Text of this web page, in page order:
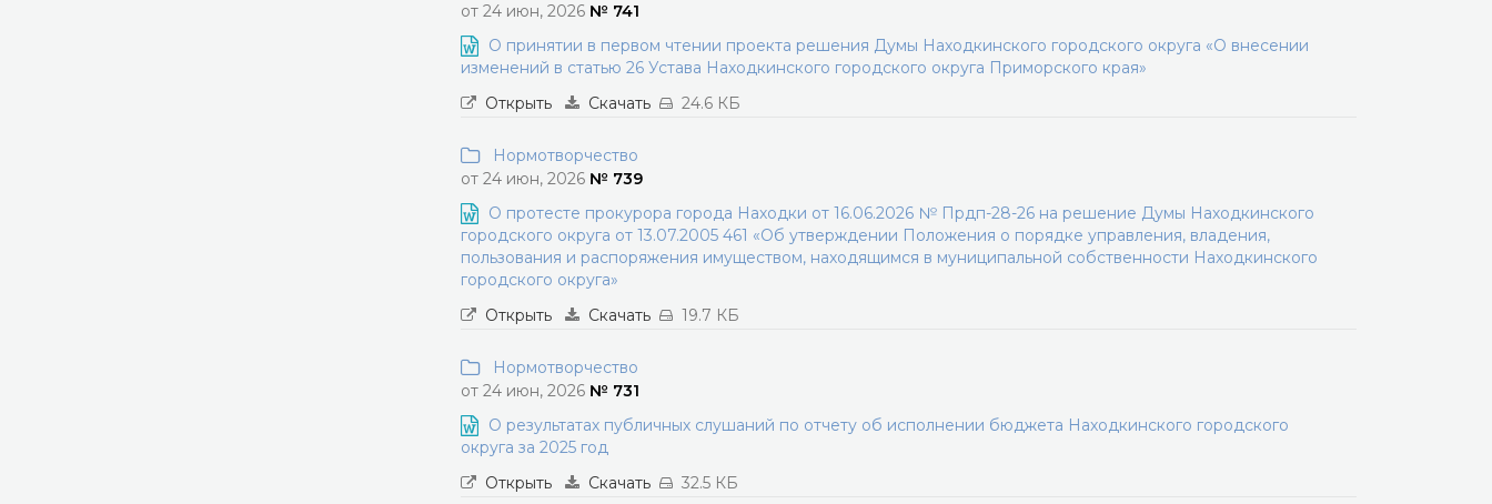
от 24 июн, 2026 № 741
О принятии в первом чтении проекта решения Думы Находкинского городского округа «О внесении
изменений в статью 26 Устава Находкинского городского округа Приморского края»
Открыть
Скачать 24.6 КБ
Нормотворчество
от 24 июн, 2026 № 739
О протесте прокурора города Находки от 16.06.2026 № Прдп-28-26 на решение Думы Находкинского
городского округа от 13.07.2005 461 «Об утверждении Положения о порядке управления, владения,
пользования и распоряжения имуществом, находящимся в муниципальной собственности Находкинского
городского округа»
Открыть
Скачать 19.7 КБ
Нормотворчество
от 24 июн, 2026 № 731
О результатах публичных слушаний по отчету об исполнении бюджета Находкинского городского
округа за 2025 год
Открыть
Скачать 32.5 КБ